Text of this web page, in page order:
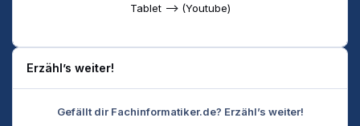
Tablet --> (Youtube)
Erzähl’s weiter!
Gefällt dir Fachinformatiker.de? Erzähl’s weiter!